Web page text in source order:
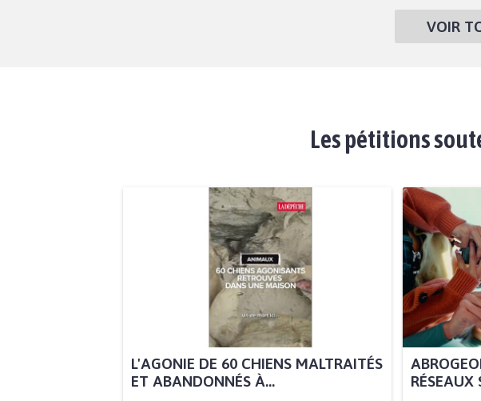
VOIR
Les pétitions
L'AGONIE DE 60 CHIENS MALTRAITÉS
ET ABANDONNÉS À...
RÉSEAUX